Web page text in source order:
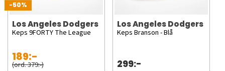
-50%
Los Angeles Dodgers
Keps 9FORTY The League
189:-
(ord. 379:-)
Los Angeles Dodgers
Keps Branson - Blå
299:-